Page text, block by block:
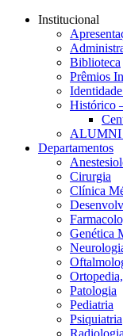
Conteúdo principal
Institucional
Biblioteca
Prêmios
Histórico
ALUMNI
Departamentos
Cirurgia
Clínica
Genética
Patologia
Pediatria
Psiquiatria